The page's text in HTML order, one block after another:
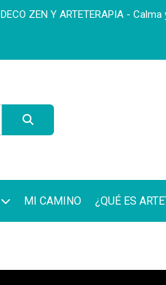
DECO ZEN Y ARTETERAPIA -
MI CAMINO ¿QUÉ ES